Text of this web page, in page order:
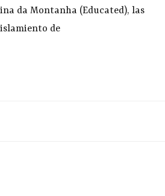
da Montanha (Educated), las
de